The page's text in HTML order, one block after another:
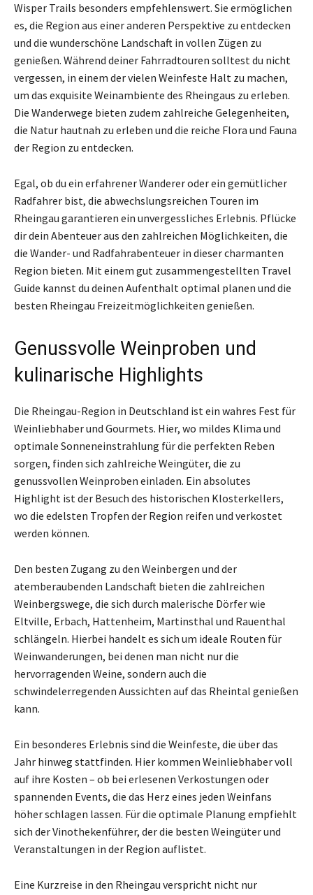
Wisper Trails besonders empfehlenswert. Sie ermöglichen
es, die Region aus einer anderen Perspektive zu entdecken
und die wunderschöne Landschaft in vollen Zügen zu
genießen. Während deiner Fahrradtouren solltest du nicht
vergessen, in einem der vielen Weinfeste Halt zu machen,
um das exquisite Weinambiente des Rheingaus zu erleben.
Die Wanderwege bieten zudem zahlreiche Gelegenheiten,
die Natur hautnah zu erleben und die reiche Flora und Fauna
der Region zu entdecken.
Egal, ob du ein erfahrener Wanderer oder ein gemütlicher
Radfahrer bist, die abwechslungsreichen Touren im
Rheingau garantieren ein unvergessliches Erlebnis. Pflücke
dir dein Abenteuer aus den zahlreichen Möglichkeiten, die
die Wander- und Radfahrabenteuer in dieser charmanten
Region bieten. Mit einem gut zusammengestellten Travel
Guide kannst du deinen Aufenthalt optimal planen und die
besten Rheingau Freizeitmöglichkeiten genießen.
Genussvolle Weinproben und
kulinarische Highlights
Die Rheingau-Region in Deutschland ist ein wahres Fest für
Weinliebhaber und Gourmets. Hier, wo mildes Klima und
optimale Sonneneinstrahlung für die perfekten Reben
sorgen, finden sich zahlreiche Weingüter, die zu
genussvollen Weinproben einladen. Ein absolutes
Highlight ist der Besuch des historischen Klosterkellers,
wo die edelsten Tropfen der Region reifen und verkostet
werden können.
Den besten Zugang zu den Weinbergen und der
atemberaubenden Landschaft bieten die zahlreichen
Weinbergswege, die sich durch malerische Dörfer wie
Eltville, Erbach, Hattenheim, Martinsthal und Rauenthal
schlängeln. Hierbei handelt es sich um ideale Routen für
Weinwanderungen, bei denen man nicht nur die
hervorragenden Weine, sondern auch die
schwindelerregenden Aussichten auf das Rheintal genießen
kann.
Ein besonderes Erlebnis sind die Weinfeste, die über das
Jahr hinweg stattfinden. Hier kommen Weinliebhaber voll
auf ihre Kosten – ob bei erlesenen Verkostungen oder
spannenden Events, die das Herz eines jeden Weinfans
höher schlagen lassen. Für die optimale Planung empfiehlt
sich der Vinothekenführer, der die besten Weingüter und
Veranstaltungen in der Region auflistet.
Eine Kurzreise in den Rheingau verspricht nicht nur